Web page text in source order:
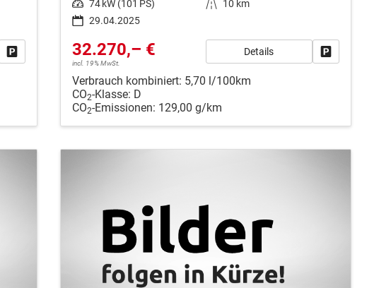
Fahrzeug parken
Leistung 74 kW (101 PS) Kilometerstand
10 km
29.04.2025
32.270,– €
incl. 19% MwSt.
Details
Verbrauch kombiniert: 5,70 l/100km
CO2-Klasse: D
CO2-Emissionen: 129,00 g/km